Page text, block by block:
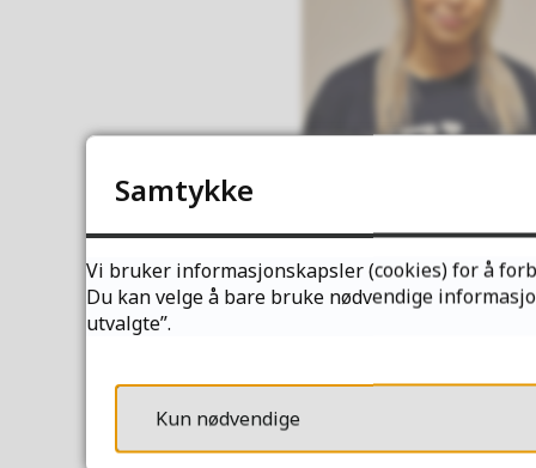
Stina Larsen og Lise
Samtykke
Vi bruker informasjonskapsler (cookies) for å
Du kan velge å bare bruke nødvendige
utvalgte”.
Kun nødvendige